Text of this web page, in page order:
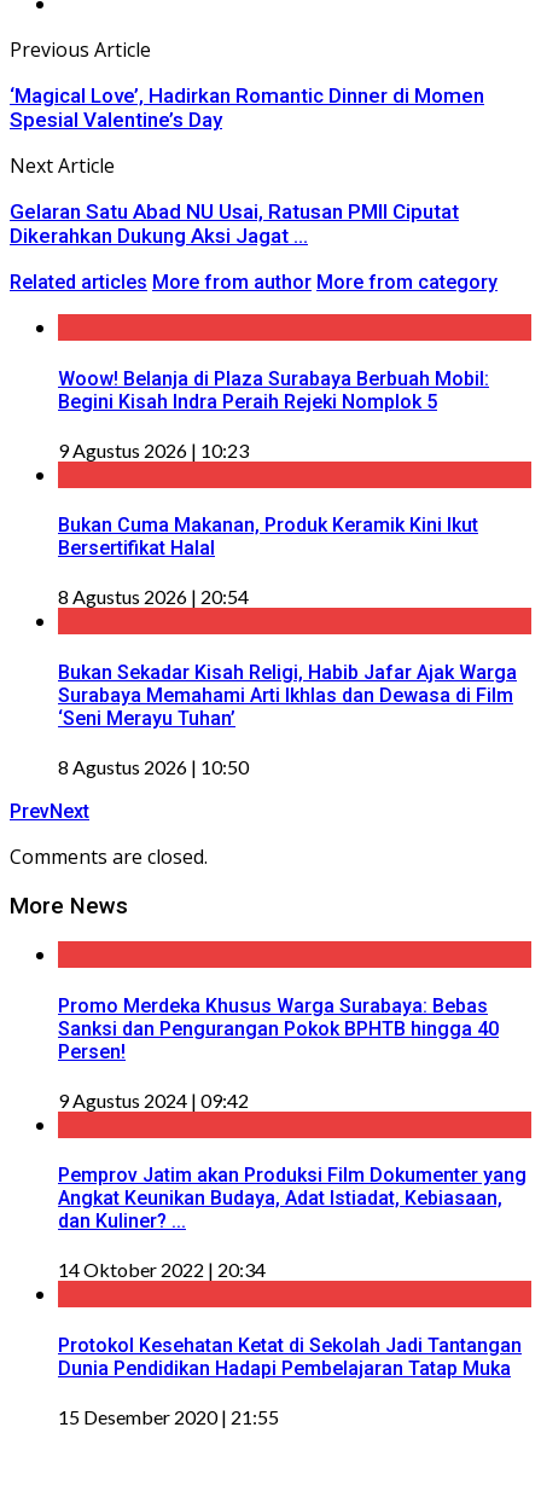
Previous Article
‘Magical Love’, Hadirkan Romantic Dinner di Momen
Spesial Valentine’s Day
Next Article
Gelaran Satu Abad NU Usai, Ratusan PMII Ciputat
Dikerahkan Dukung Aksi Jagat ...
Related articles More from author More from category
Woow! Belanja di Plaza Surabaya Berbuah Mobil:
Begini Kisah Indra Peraih Rejeki Nomplok 5
9 Agustus 2026 | 10:23
Bukan Cuma Makanan, Produk Keramik Kini Ikut
Bersertifikat Halal
8 Agustus 2026 | 20:54
Bukan Sekadar Kisah Religi, Habib Jafar Ajak Warga
Surabaya Memahami Arti Ikhlas dan Dewasa di Film
‘Seni Merayu Tuhan’
8 Agustus 2026 | 10:50
PrevNext
Comments are closed.
More News
Promo Merdeka Khusus Warga Surabaya: Bebas
Sanksi dan Pengurangan Pokok BPHTB hingga 40
Persen!
9 Agustus 2024 | 09:42
Pemprov Jatim akan Produksi Film Dokumenter yang
Angkat Keunikan Budaya, Adat Istiadat, Kebiasaan,
dan Kuliner? ...
14 Oktober 2022 | 20:34
Protokol Kesehatan Ketat di Sekolah Jadi Tantangan
Dunia Pendidikan Hadapi Pembelajaran Tatap Muka
15 Desember 2020 | 21:55